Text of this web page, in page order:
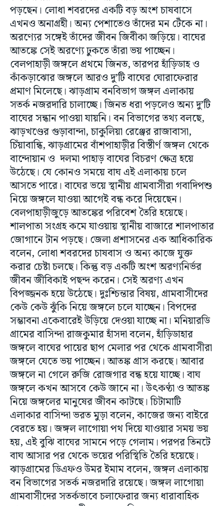
পড়ছেন। লোধা শবরদের একটি বড় অংশ চাষবাসে
এখনও অনাগ্ৰহী। অন্য পেশাতেও তাঁদের মন টেঁকে না।
অরণ্যের সঙ্গেই তাঁদের জীবন জিবীকা জড়িয়ে। বাঘের
আতঙ্কে সেই অরণ্যে ঢুকতে তাঁরা ভয় পাচ্ছেন।
বেলপাহাড়ী জঙ্গলে প্রথমে জিনত, তারপর হাঁড়িডাহ ও
কাঁকড়াঝোর জঙ্গলে আরও দু’টি বাঘের ঘোরাফেরার
প্রমাণ মিলেছে। ঝাড়গ্ৰাম বনবিভাগ জঙ্গল এলাকায়
সতর্ক নজরদারি চালাচ্ছে। জিনত ধরা পড়লেও অন্য দু’টি
বাঘের সন্ধান পাওয়া যায়নি। বন বিভাগের তথ্য বলছে,
ঝাড়খণ্ডের গুড়াবান্দা, চাকুলিয়া রেঞ্জের রাজাবাসা,
চিঁয়াবান্ধি, ঝাড়গ্ৰামের বাঁশপাহাড়ীর বিস্তীর্ণ জঙ্গল থেকে
বান্দোয়ান ও দলমা পাহাড় বাঘের বিচরণ ক্ষেত্র হয়ে
উঠেছে। যে কোনও সময়ে বাঘ এই এলাকায় চলে
আসতে পারে। বাঘের ভয়ে স্থানীয় গ্ৰামবাসীরা গবাদিপশু
নিয়ে জঙ্গলে যাওয়া আগেই বন্ধ করে দিয়েছেন।
বেলপাহাড়ীজুড়ে আতঙ্কের পরিবেশ তৈরি হয়েছে।
শালপাতা সংগ্ৰহ কমে যাওয়ায় স্থানীয় বাজারে শালপাতার
জোগানে টান পড়ছে। জেলা প্রশাসনের এক আধিকারিক
বলেন, লোধা শবরদের চাষবাস ও অন্য কাজে যুক্ত
করার চেষ্টা চলছে। কিন্তু বড় একটি অংশ অরণ্যনির্ভর
জীবন জীবিকাই পছন্দ করেন। সেই অরণ্য এখন
বিপজ্জনক হয়ে উঠেছে। দুঃশ্চিন্তার বিষয়, গ্ৰামবাসীদের
কেউ কেউ ঝুঁকি নিয়ে জঙ্গলে চলে যাচ্ছেন। বিপদের
সম্ভাবনা একেবারেই উড়িয়ে দেওয়া যাচ্ছে না। মনিয়ারডি
গ্ৰামের বাসিন্দা রাজকুমার হাঁসদা বলেন, হাঁড়িডাহার
জঙ্গলে বাঘের পায়ের ছাপ মেলার পর থেকে গ্ৰামবাসীরা
জঙ্গলে যেতে ভয় পাচ্ছেন। আতঙ্ক গ্ৰাস করছে। আবার
জঙ্গলে না গেলে রুজি রোজগার বন্ধ হয়ে যাচ্ছে। বাঘ
জঙ্গলে কখন আসবে কেউ জানে না। উৎকণ্ঠা ও আতঙ্ক
নিয়ে জঙ্গলের মানুষের জীবন কাটছে। চিটামাটি
এলাকার বাসিন্দা ভরত মুড়া বলেন, কাজের জন্য বাইরে
বেরতে হয়। জঙ্গল লাগোয়া পথ দিয়ে যাওয়ার সময় ভয়
হয়, এই বুঝি বাঘের সামনে পড়ে গেলাম। পরপর তিনটে
বাঘ আসার পর থেকে ভয়ের পরিস্থিতি তৈরি হয়েছে।
ঝাড়গ্রামের ডিএফও উমর ইমাম বলেন, জঙ্গল এলাকায়
বন বিভাগের সতর্ক নজরদারি রয়েছে। জঙ্গল লাগোয়া
গ্ৰামবাসীদের সতর্কভাবে চলাফেরার জন্য ধারাবাহিক